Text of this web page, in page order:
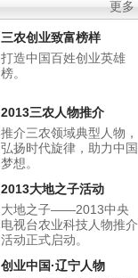
更多
三农创业致富榜样
打造中国百姓创业英雄
榜。
2013三农人物推介
推介三农领域典型人物，
弘扬时代旋律，助力中国
梦想。
2013大地之子活动
大地之子——2013中央
电视台农业科技人物推介
活动正式启动。
创业中国·辽宁人物